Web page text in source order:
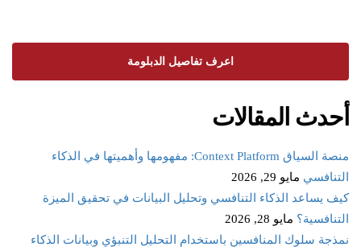
اعرف تفاصيل الدبلومة
أحدث المقالات
منصة السياق Context Platform: مفهومها وأهميتها في الذكاء
التنافسي مايو 29, 2026
كيف يساعد الذكاء التنافسي وتحليل البيانات في تحقيق الميزة
التنافسية؟ مايو 28, 2026
نمذجة سلوك المنافسين باستخدام التحليل التنبؤي وبيانات الذكاء